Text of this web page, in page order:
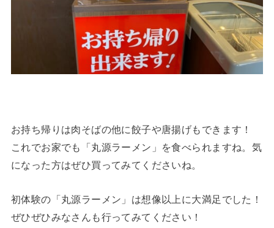
お持ち帰りは肉そばの他に餃子や唐揚げもできます！
これでお家でも「丸源ラーメン」を食べられますね。気
になった方はぜひ買ってみてくださいね。
初体験の「丸源ラーメン」は想像以上に大満足でした！
ぜひぜひみなさんも行ってみてください！